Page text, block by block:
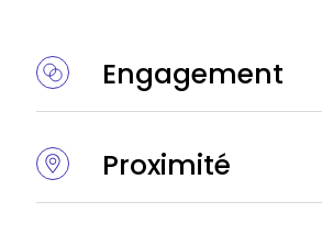
Engagement
Proximité